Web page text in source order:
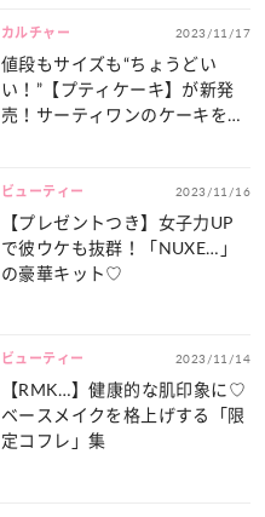
カルチャー 2023/11/17
値段もサイズも“ちょうどい
い！”【プティケーキ】が新発
売！サーティワンのケーキをお
ビューティー 2023/11/16
【プレゼントつき】女子力UP
で彼ウケも抜群！「NUXE…」
の豪華キット♡
ビューティー 2023/11/14
【RMK…】健康的な肌印象に♡
ベースメイクを格上げする「限
定コフレ」集